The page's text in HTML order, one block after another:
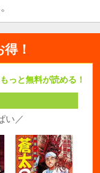
！
もっと無料が読める！
い／